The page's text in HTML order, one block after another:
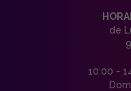
de
10:00 -